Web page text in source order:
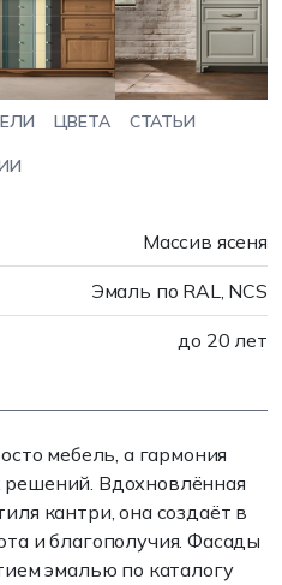
ЦВЕТА СТАТЬИ
Массив ясеня
Эмаль по RAL, NCS
до 20 лет
мебель, а гармония
Вдохновлённая
кантри, она создаёт в
и благополучия. Фасады
эмалью по каталогу